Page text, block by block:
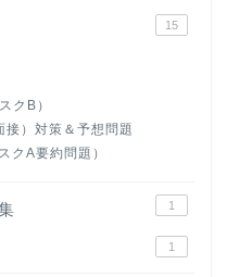
15
クB）
）対策＆予想問題
クA要約問題）
1
1